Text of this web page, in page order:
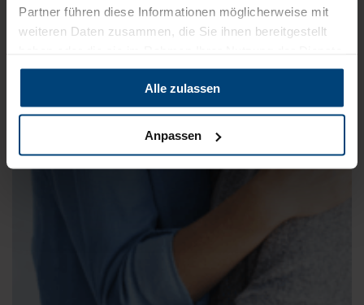
Partner führen diese Informationen möglicherweise mit
weiteren Daten zusammen, die Sie ihnen bereitgestellt
gesammelt haben.
Alle zulassen
Anpassen